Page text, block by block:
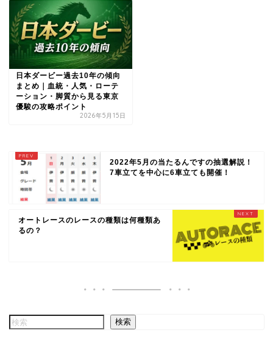
日本ダービー過去10年の傾向
まとめ｜血統・人気・ローテ
ーション・脚質から見る東京
優駿の攻略ポイント
2026年5月15日
2022年5月の当たるんですの抽選解説！
7車立てを中心に6車立ても開催！
オートレースのレースの種類は何種類あ
るの？
検索